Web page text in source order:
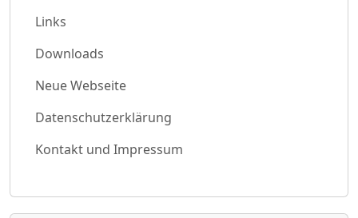
Links
Downloads
Neue Webseite
Datenschutzerklärung
Kontakt und Impressum